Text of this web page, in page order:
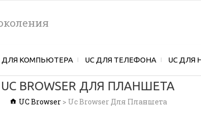
ДЛЯ КОМПЬЮТЕРА UC ДЛЯ ТЕЛЕФОНА UC ДЛЯ
UC BROWSER ДЛЯ ПЛАНШЕТА
UC Browser > Uc Browser Для Планшета